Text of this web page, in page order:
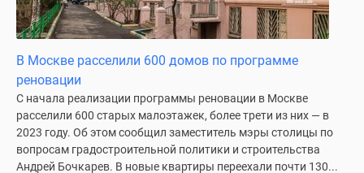
В Москве расселили 600 домов по программе
реновации
С начала реализации программы реновации в Москве
расселили 600 старых малоэтажек, более трети из них — в
2023 году. Об этом сообщил заместитель мэры столицы по
вопросам градостроительной политики и строительства
Андрей Бочкарев. В новые квартиры переехали почти 130...